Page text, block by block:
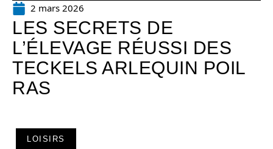
2 mars 2026
LES SECRETS DE
L’ÉLEVAGE RÉUSSI DES
TECKELS ARLEQUIN POIL
RAS
LOISIRS